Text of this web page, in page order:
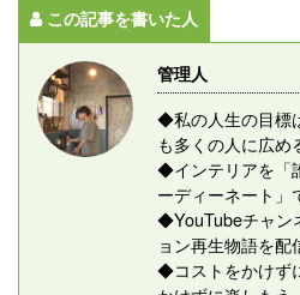
この記事を書いた人
管理人
◆私の人生の目標
も多くの人に広め
◆インテリアを「
ーディーネート」
◆YouTubeチャン
ョン再生物語を配
◆コストをかけず